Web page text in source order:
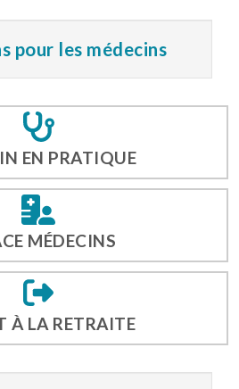
pour les médecins
EN PRATIQUE
MÉDECINS
À LA RETRAITE